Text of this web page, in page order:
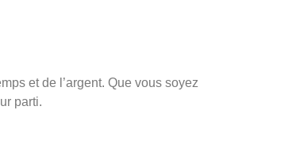
et de l’argent. Que vous soyez
parti.